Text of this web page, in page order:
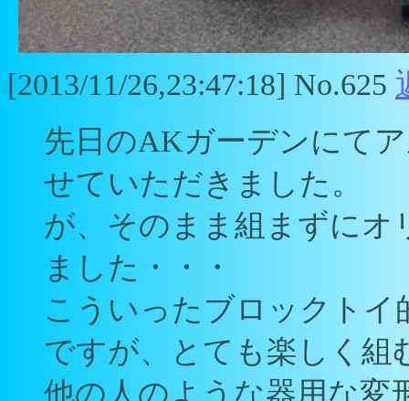
[2013/11/26,23:47:18] No.625
先日のAKガーデンにて
せていただきました。
が、そのまま組まずに
ました・・・
こういったブロックト
ですが、とても楽しく組
他の人のような器用な変